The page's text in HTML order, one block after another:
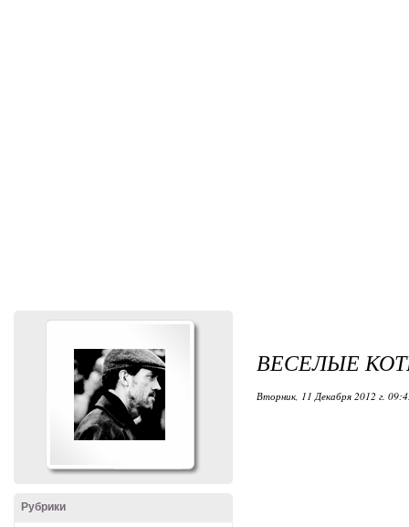
Рубрики
ВЕСЕЛЫЕ
Вторник, 11 Декабря 2012 г.